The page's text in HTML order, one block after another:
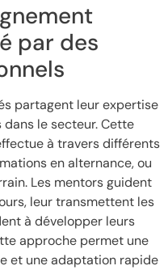
par des
partagent leur expertise
le secteur. Cette
à travers différents
en alternance, ou
Les mentors guident
leur transmettent les
à développer leurs
approche permet une
et une adaptation rapide